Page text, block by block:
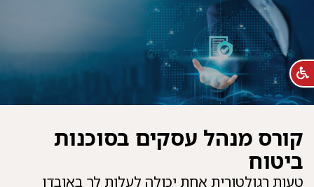
קורס מנהל עסקים בסוכנות
ביטוח
טעות רגולטורית אחת יכולה לעלות לך באובדן